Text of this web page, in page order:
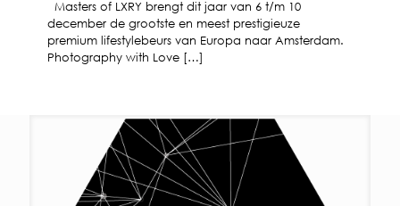
Masters of LXRY brengt dit jaar van 6 t/m 10
december de grootste en meest prestigieuze
premium lifestylebeurs van Europa naar Amsterdam.
Photography with Love […]